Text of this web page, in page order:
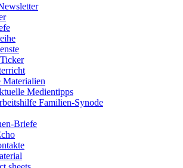
Materialien
Medientipps
Familien-Synode
Briefe